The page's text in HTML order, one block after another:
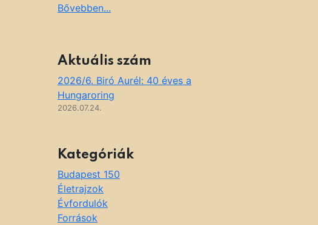
Bővebben...
Aktuális szám
2026/6. Biró Aurél: 40 éves a
Hungaroring
2026.07.24.
Kategóriák
Budapest 150
Életrajzok
Évfordulók
Források